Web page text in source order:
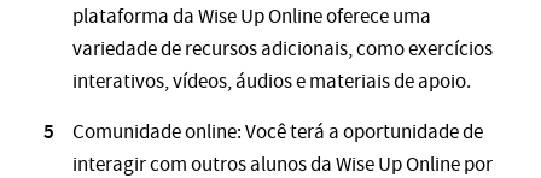
plataforma da Wise Up Online oferece uma
variedade de recursos adicionais, como exercícios
interativos, vídeos, áudios e materiais de apoio.
Comunidade online: Você terá a oportunidade de
interagir com outros alunos da Wise Up Online por